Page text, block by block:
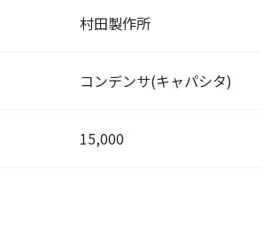
村田製作所
コンデンサ(キャパシタ)
15,000